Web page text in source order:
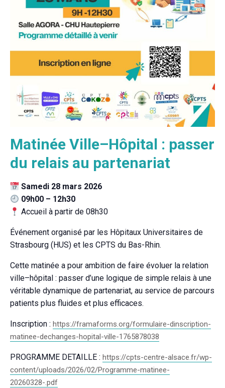
Matinée Ville–Hôpital : passer
du relais au partenariat
Samedi 28 mars 2026
09h00 – 12h30
Accueil à partir de 08h30
Événement organisé par les Hôpitaux Universitaires de
Strasbourg (HUS) et les CPTS du Bas-Rhin.
Cette matinée a pour ambition de faire évoluer la relation
ville–hôpital : passer d’une logique de simple relais à une
véritable dynamique de partenariat, au service de parcours
patients plus fluides et plus efficaces.
Inscription : https://framaforms.org/formulaire-dinscription-
matinee-dechanges-hopital-ville-1765878038
PROGRAMME DETAILLE : https://cpts-centre-alsace.fr/wp-
content/uploads/2026/02/Programme-matinee-
20260328-.pdf